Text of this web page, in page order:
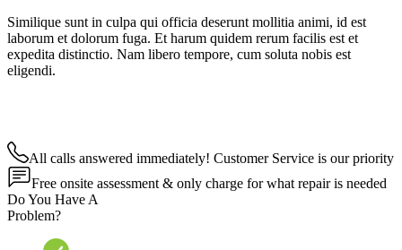
Similique sunt in culpa qui officia deserunt mollitia animi, id est
laborum et dolorum fuga. Et harum quidem rerum facilis est et
expedita distinctio. Nam libero tempore, cum soluta nobis est
eligendi.
All calls answered immediately! Customer Service is our priority
Free onsite assessment & only charge for what repair is needed
Do You Have A
Problem?